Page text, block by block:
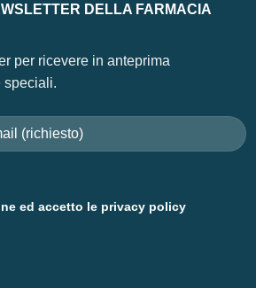
DELLA FARMACIA
per ricevere in anteprima
speciali.
ed accetto le privacy policy